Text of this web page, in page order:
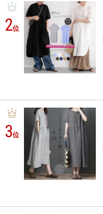
2位
3位